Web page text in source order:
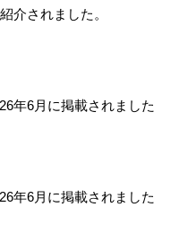
介されました。
年6月に掲載されました
年6月に掲載されました